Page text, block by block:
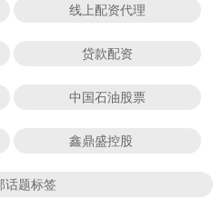
线上配资代理
贷款配资
中国石油股票
鑫鼎盛控股
话题标签